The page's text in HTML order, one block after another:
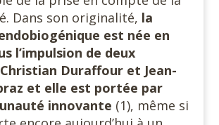
Dans son originalité, la
est née en
l’impulsion de deux
Duraffour et Jean-
et elle est portée par
innovante (1), même si